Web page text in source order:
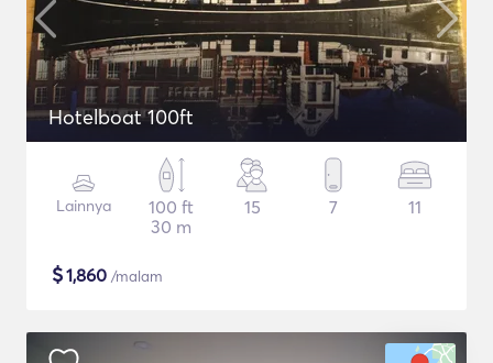
Hotelboat 100ft
Lainnya
100 ft
30 m
15 7 11
$1,860 /malam